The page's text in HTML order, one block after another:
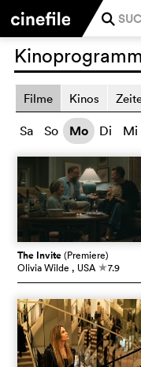
j
Filme Kinos
Sa So Mo Di Mi
The Invite(Premiere)
Olivia Wilde , USA c7.9